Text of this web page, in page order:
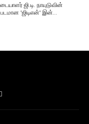
ஜி.டி. நாயுடுவின்
'ஜிடிஎன்' இன்...